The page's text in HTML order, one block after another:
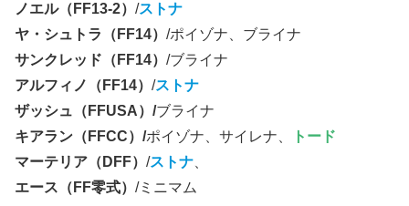
ノエル（FF13-2） /ストナ
ヤ・シュトラ（FF14） /ポイゾナ、ブライナ
サンクレッド（FF14） /ブライナ
アルフィノ（FF14） /ストナ
ザッシュ（FFUSA）/ブライナ
キアラン（FFCC）/ポイゾナ、サイレナ、
トード
マーテリア（DFF） /ストナ
エース（FF零式） /ミニマム